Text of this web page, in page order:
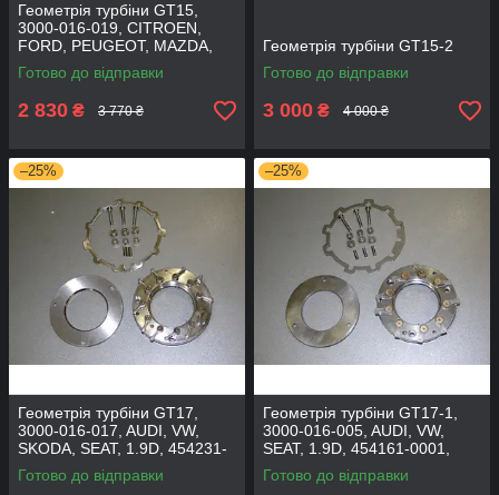
Геометрія турбіни GT15,
3000-016-019, CITROEN,
FORD, PEUGEOT, MAZDA,
VOLVO, 1.6D, 753420-0002
Готово до відправки
2 830 ₴ 3 770 ₴
Геометрія турбіни GT15-2
Готово до відправки
3 000 ₴ 4 000 ₴
–25%
Геометрія турбіни GT17,
3000-016-017, AUDI, VW,
SKODA, SEAT, 1.9D, 454231-
0002, 454231-0006
Готово до відправки
–25%
Геометрія турбіни GT17-1,
3000-016-005, AUDI, VW,
SEAT, 1.9D, 454161-0001,
454158-0001, 701855-0005,
700447-0003
Готово до відправки